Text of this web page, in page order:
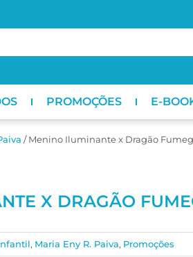
PROMOÇÕES E-
/ Menino Iluminante x Dragão
X DRAGÃO
, Maria Eny R. Paiva, Promoções